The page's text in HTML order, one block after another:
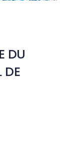
DU
DE